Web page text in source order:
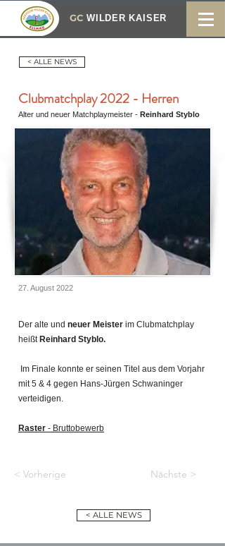
WILDER KAISER
GC
< ALLE NEWS
Clubmatchplay 2022 - Herren
Alter und neuer Matchplaymeister - Reinhard Styblo
27. August 2022
Der alte und neuer Meister im Clubmatchplay
heißt Reinhard Styblo.
Im Finale konnte er seinen Titel aus dem Vorjahr
mit 5 & 4 gegen Hans-Jürgen Schwaninger
verteidigen.
Raster - Bruttobewerb
< Vorherige Nächste >
< ALLE NEWS